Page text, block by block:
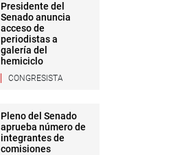
Presidente del
Senado anuncia
acceso de
periodistas a
galería del
hemiciclo
CONGRESISTA
Pleno del Senado
aprueba número de
integrantes de
comisiones